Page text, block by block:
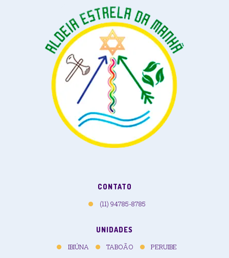
CONTATO
(11) 94785-8785
UNIDADES
IBIÚNA TABOÃO PERUIBE